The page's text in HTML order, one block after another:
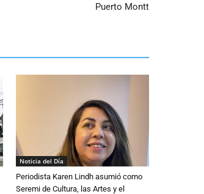
Puerto Montt
Noticia del Día
Periodista Karen Lindh asumió como
Seremi de Cultura, las Artes y el